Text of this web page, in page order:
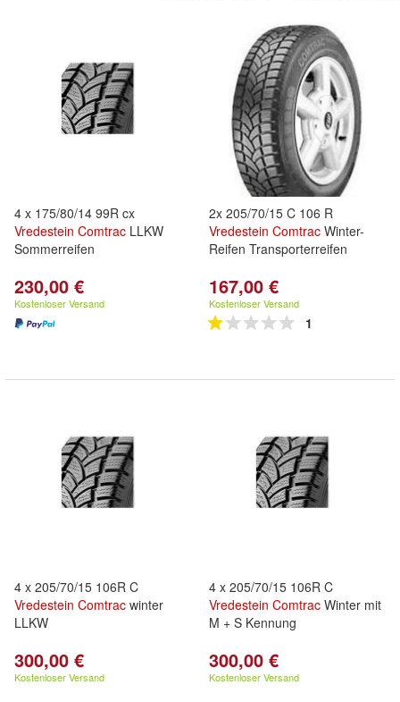
4 x 175/80/14 99R cx
Vredestein Comtrac LLKW
Sommerreifen
230,00 €
Kostenloser Versand
2x 205/70/15 C 106 R
Vredestein Comtrac Winter-
Reifen Transporterreifen
167,00 €
Kostenloser Versand
1
4 x 205/70/15 106R C
Vredestein Comtrac winter
LLKW
300,00 €
Kostenloser Versand
4 x 205/70/15 106R C
Vredestein Comtrac Winter mit
M + S Kennung
300,00 €
Kostenloser Versand